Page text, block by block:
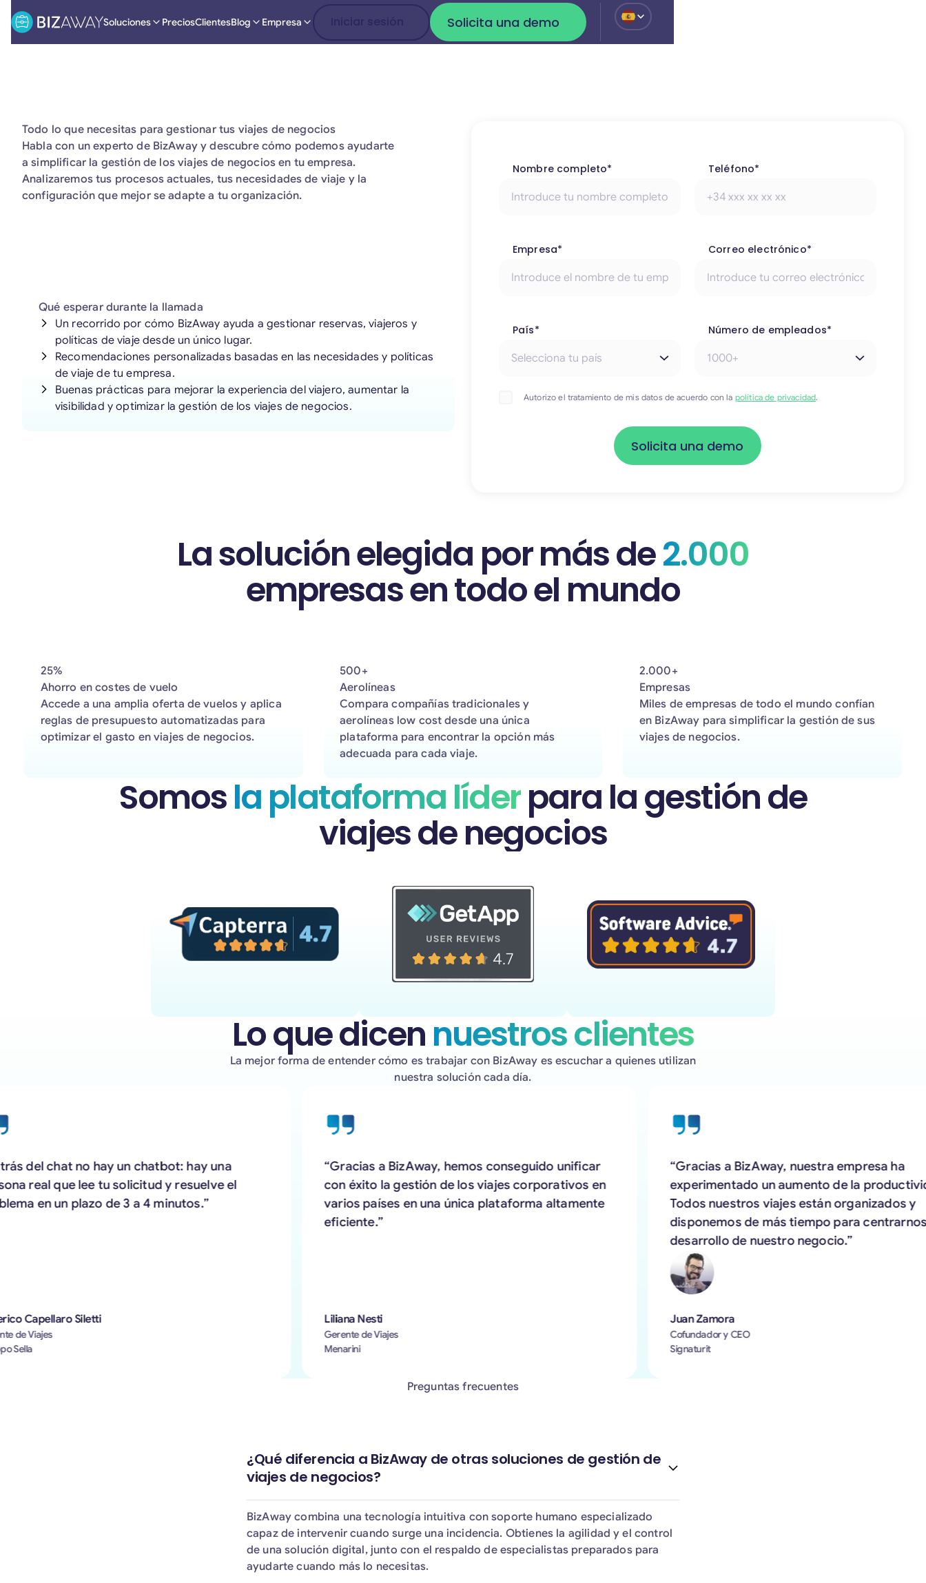
Soluciones PreciosClientesBlog Empresa Iniciar sesión Solicita una demo
Solicita una demo
Todo lo que necesitas para gestionar tus viajes de negocios
Habla con un experto de BizAway y descubre cómo podemos ayudarte
a simplificar la gestión de los viajes de negocios en tu empresa.
Analizaremos tus procesos actuales, tus necesidades de viaje y la
configuración que mejor se adapte a tu organización.
Nombre completo* Teléfono*
Empresa* Correo electrónico*
País* Número de empleados*
Autorizo el tratamiento de mis datos de acuerdo con la política de privacidad.
Qué esperar durante la llamada
Un recorrido por cómo BizAway ayuda a gestionar reservas, viajeros y
políticas de viaje desde un único lugar.
Recomendaciones personalizadas basadas en las necesidades y políticas
de viaje de tu empresa.
Buenas prácticas para mejorar la experiencia del viajero, aumentar la
visibilidad y optimizar la gestión de los viajes de negocios.
La solución elegida por más de2.000
empresas en todo el mundo
25%
Ahorro en costes de vuelo
Accede a una amplia oferta de vuelos y aplica
reglas de presupuesto automatizadas para
optimizar el gasto en viajes de negocios.
500+
Aerolíneas
Compara compañías tradicionales y
aerolíneas low cost desde una única
plataforma para encontrar la opción más
adecuada para cada viaje.
2.000+
Empresas
Miles de empresas de todo el mundo confían
en BizAway para simplificar la gestión de sus
viajes de negocios.
Somosla plataforma líderpara la gestión de
viajes de negocios
Lo que dicennuestros clientes
La mejor forma de entender cómo es trabajar con BizAway es escuchar a quienes utilizan
nuestra solución cada día.
del chat no hay un chatbot: hay una
real que lee tu solicitud y resuelve el
en un plazo de 3 a 4 minutos.”
Capellaro Siletti
Viajes
“Gracias a BizAway, hemos conseguido unificar
con éxito la gestión de los viajes corporativos en
varios países en una única plataforma altamente
eficiente.”
Liliana Nesti
Gerente de Viajes
Menarini
“Gracias a BizAway, nuestra empresa ha
experimentado un aumento de la
Todos nuestros viajes están organizados y
disponemos de más tiempo para centrarnos
desarrollo de nuestro negocio.”
Juan Zamora
Cofundador y CEO
Signaturit
Preguntas frecuentes
¿Qué diferencia a BizAway de otras soluciones de gestión de
viajes de negocios?
BizAway combina una tecnología intuitiva con soporte humano especializado
capaz de intervenir cuando surge una incidencia. Obtienes la agilidad y el control
de una solución digital, junto con el respaldo de especialistas preparados para
ayudarte cuando más lo necesitas.